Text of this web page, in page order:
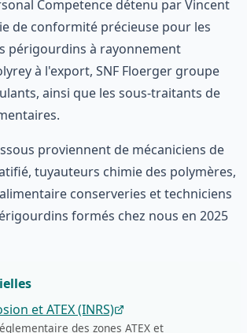
Competence détenu par Vincent
de conformité précieuse pour les
périgourdins à rayonnement
à l'export, SNF Floerger groupe
ainsi que les sous-traitants de
proviennent de mécaniciens de
tuyauteurs chimie des polymères,
conserveries et techniciens
formés chez nous en 2025
et ATEX (INRS)
des zones ATEX et